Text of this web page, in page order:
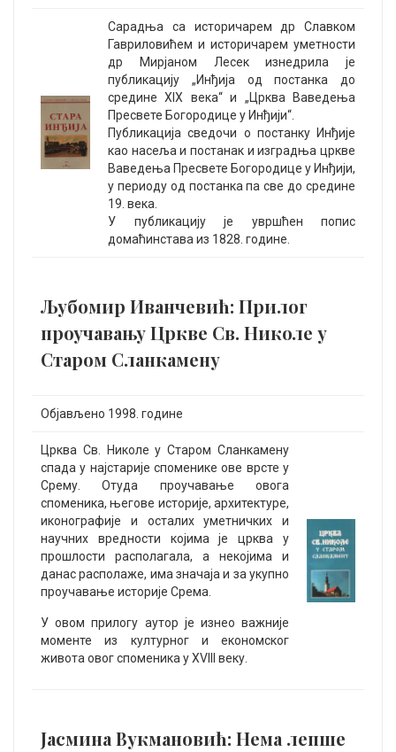
Сарадња са историчарем др Славком
Гавриловићем и историчарем уметности
др Мирјаном Лесек изнедрила је
публикацију „Инђија од постанка до
средине XIX века“ и „Црква Ваведења
Пресвете Богородице у Инђији“.
Публикација сведочи о постанку Инђије
као насеља и постанак и изградња цркве
Ваведења Пресвете Богородице у Инђији,
у периоду од постанка па све до средине
19. века.
У публикацију је увршћен попис
домаћинстава из 1828. године.
Љубомир Иванчевић: Прилог
проучавању Цркве Св. Николе у
Старом Сланкамену
Објављено 1998. године
Црква Св. Николе у Старом Сланкамену
спада у најстарије споменике ове врсте у
Срему. Отуда проучавање овога
споменика, његове историје, архитектуре,
иконографије и осталих уметничких и
научних вредности којима је црква у
прошлости располагала, а некојима и
данас располаже, има значаја и за укупно
проучавање историје Срема.
У овом прилогу аутор је изнео важније
моменте из културног и економског
живота овог споменика у XVIII веку.
Јасмина Вукмановић: Нема лепше